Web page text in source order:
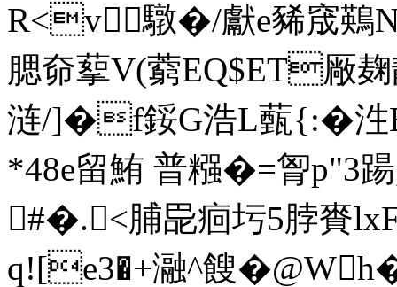
R<v驐�/獻e豨窚
腮奅蒘V(藭EQ$ET厰麹
涟/]�f鋖G浩L薽{:�
*48e留鮪 普糨�=胷p"3
#�.<脯巼痐圬5脖賚
q![e3�+瀜^餿